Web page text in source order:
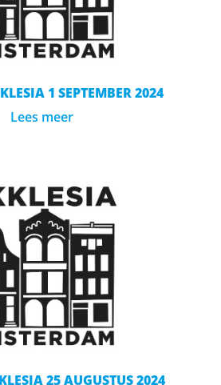
1 SEPTEMBER 2024
Lees meer
25 AUGUSTUS 2024